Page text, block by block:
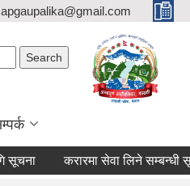
करारमा सेवा लिने सम्बन्धी सूचना